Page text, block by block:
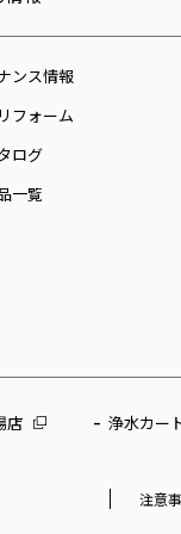
ンス情報
フォーム
ログ
一覧
店 浄水カー
注意